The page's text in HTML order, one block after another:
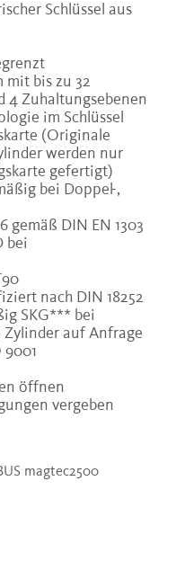
Schlüssel aus
mit bis zu 32
4 Zuhaltungsebenen
im Schlüssel
(Originale
werden nur
gefertigt)
bei Doppel-,
gemäß DIN EN 1303
bei
nach DIN 18252
SKG*** bei
auf Anfrage
öffnen
vergeben